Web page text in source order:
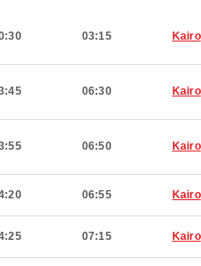
03:15 Kairo
06:30 Kairo
06:50 Kairo
06:55 Kairo
07:15 Kairo